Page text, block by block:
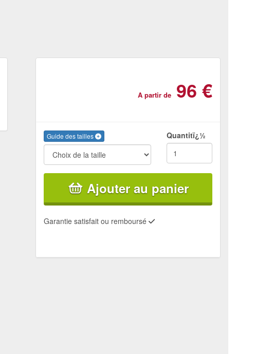
A partir de 96 €
Guide des tailles Quantitï¿½
Ajouter au panier
Garantie satisfait ou remboursé